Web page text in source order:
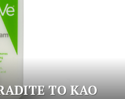
TO KAO